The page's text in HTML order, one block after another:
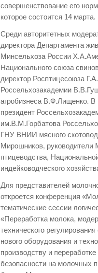
совершенствование его
которое состоится 14 марта.
Среди авторитетных
директора Департамента
Минсельхоза России
Национального союза
директор Росптицесоюза
Россельхозакадемии
агробизнеса В.Ф.Лищенко. В
президент
им.В.М.Горбатова
ГНУ ВНИИ мясного
Мирошников, руководители
птицеводства,
индейководческого
Для представителей
откроется конференция
тематические сессии
«Переработка молока,
технического
нового оборудования и
производству и
безопасности на молочных